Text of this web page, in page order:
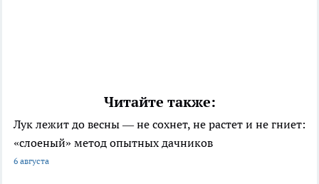
Читайте также:
Лук лежит до весны — не сохнет, не растет и не гниет:
«слоеный» метод опытных дачников
6 августа